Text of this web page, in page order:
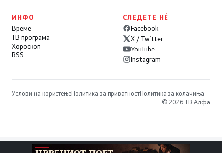
ИНФО
Време
ТВ програма
Хороскоп
RSS
СЛЕДЕТЕ НÉ
Facebook
X / Twitter
YouTube
Instagram
Услови на користењеПолитика за приватностПолитика за колачиња
© 2026 ТВ Алфа